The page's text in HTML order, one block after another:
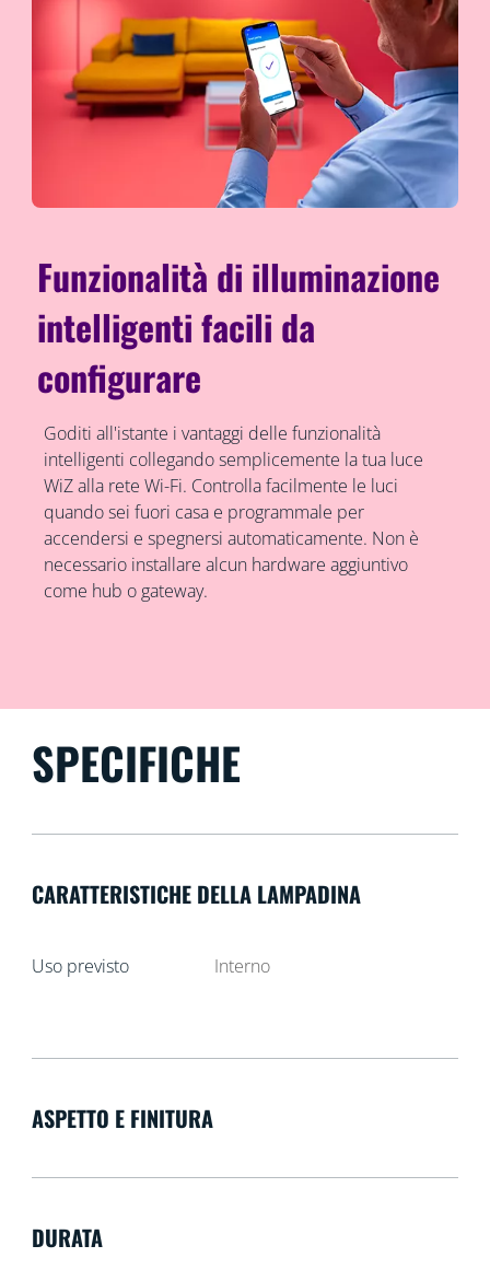
Funzionalità di illuminazione
intelligenti facili da
configurare
Goditi all'istante i vantaggi delle funzionalità
intelligenti collegando semplicemente la tua luce
WiZ alla rete Wi-Fi. Controlla facilmente le luci
quando sei fuori casa e programmale per
accendersi e spegnersi automaticamente. Non è
necessario installare alcun hardware aggiuntivo
come hub o gateway.
SPECIFICHE
CARATTERISTICHE DELLA LAMPADINA
Uso previsto Interno
ASPETTO E FINITURA
DURATA